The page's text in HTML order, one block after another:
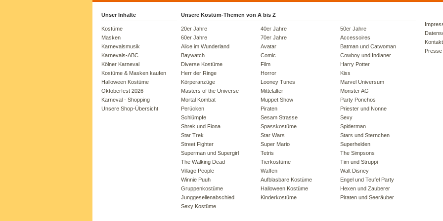
Unser Inhalte
Kostüme
Masken
Karnevalsmusik
Karnevals-ABC
Kölner Karneval
Kostüme & Masken kaufen
Halloween Kostüme
Oktoberfest 2026
Karneval - Shopping
Unsere Shop-Übersicht
Unsere Kostüm-Themen von A bis Z
20er Jahre 40er Jahre
50er Jahre
60er Jahre
70er Jahre
Accessoires
Alice im Wunderland
Avatar
Batman und Catwoman
Baywatch
Comic
Cowboy und Indianer
Diverse Kostüme
Film
Harry Potter
Herr der Ringe
Horror
Kiss
Körperanzüge
Looney Tunes
Marvel Universum
Masters of the Universe
Mittelalter
Monster AG
Mortal Kombat
Muppet Show
Party Ponchos
Perücken
Piraten
Priester und Nonne
Schlümpfe
Sesam Strasse
Sexy
Shrek und Fiona
Spasskostüme
Spiderman
Star Trek
Star Wars
Stars und Sternchen
Street Fighter
Super Mario
Superhelden
Superman und Supergirl
Tetris
The Simpsons
The Walking Dead
Tierkostüme
Tim und Struppi
Village People
Waffen
Walt Disney
Winnie Puuh
Aufblasbare Kostüme
Engel und Teufel Party
Gruppenkostüme
Halloween Kostüme
Hexen und Zauberer
Junggesellenabschied
Kinderkostüme
Piraten und Seeräuber
Sexy Kostüme
Kontakt
Presse